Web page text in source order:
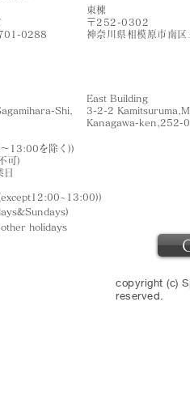
0288
​東棟
〒252-0302
神奈川県相模原市南
Shi,
East Building
3-2-2
​Kanagawa-ken,252-
13:00を除く))
)
日
)
holidays
copyright (c)
reserved.